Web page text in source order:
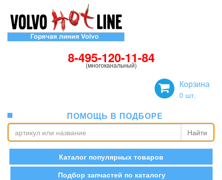
8-495-120-11-84
(многоканальный)
Корзина
0 шт.
ПОМОЩЬ В ПОДБОРЕ
Найти
Каталог популярных товаров
Подбор запчастей по каталогу